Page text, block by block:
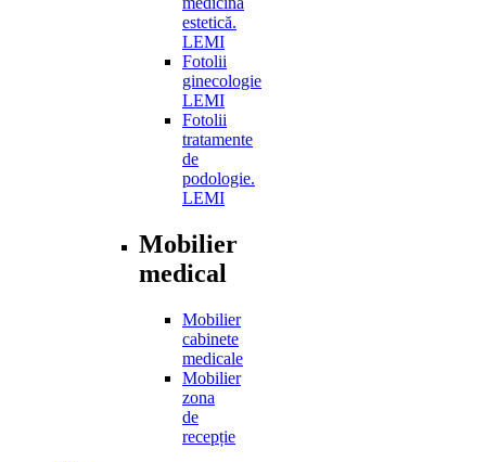
estetică.
LEMI
Fotolii
ginecologie
LEMI
Fotolii
tratamente
de
podologie.
LEMI
Mobilier
medical
Mobilier
cabinete
medicale
Mobilier
zona
de
recepție